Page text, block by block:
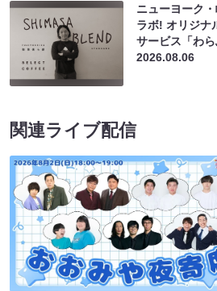
ニューヨーク
ラボ! オリジナ
サービス「わ
2026.08.06
関連ライブ配信